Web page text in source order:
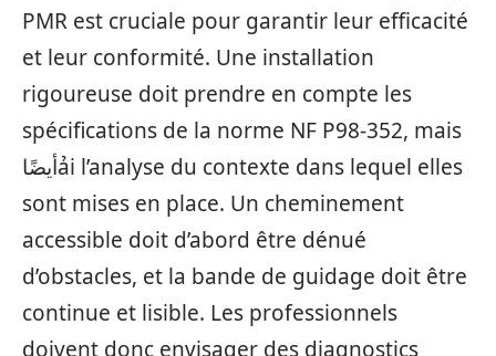
PMR est cruciale pour garantir leur efficacité
et leur conformité. Une installation
rigoureuse doit prendre en compte les
spécifications de la norme NF P98-352, mais
أيضًاải l’analyse du contexte dans lequel elles
sont mises en place. Un cheminement
accessible doit d’abord être dénué
d’obstacles, et la bande de guidage doit être
continue et lisible. Les professionnels
doivent donc envisager des diagnostics